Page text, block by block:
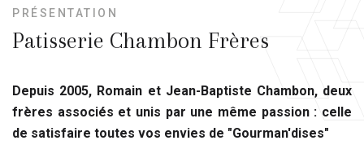
PRÉSENTATION
Patisserie Chambon Frères
Depuis 2005, Romain et Jean-Baptiste Chambon, deux
frères associés et unis par une même passion : celle
de satisfaire toutes vos envies de "Gourman'dises"